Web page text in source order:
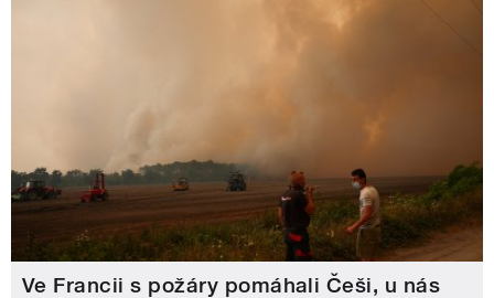
Ve Francii s požáry pomáhali Češi, u nás